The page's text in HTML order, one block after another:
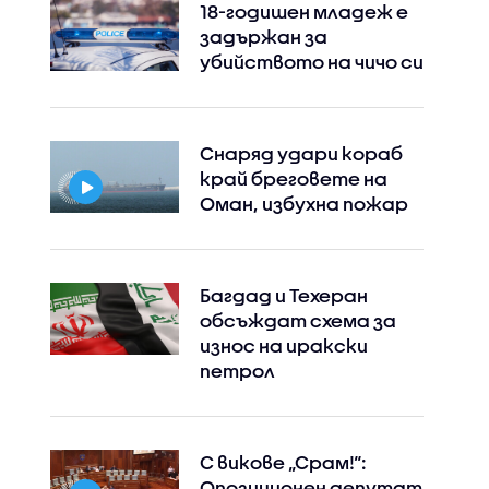
18-годишен младеж е
задържан за
убийството на чичо си
Снаряд удари кораб
край бреговете на
Оман, избухна пожар
Багдад и Техеран
обсъждат схема за
износ на иракски
петрол
С викове „Срам!“: